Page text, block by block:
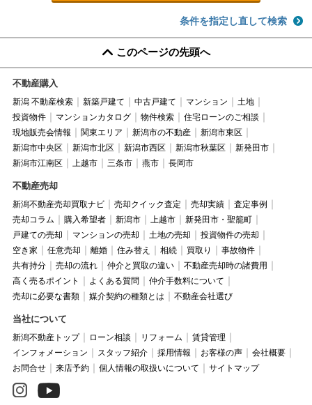
条件を指定し直して検索
このページの先頭へ
不動産購入
新潟 不動産検索 新築戸建て 中古戸建て マンション
土地
投資物件
マンションカタログ 物件検索
住宅ローンのご相談
現地販売会情報
関東エリア 新潟市の不動産
新潟市東区
新潟市中央区
新潟市北区 新潟市西区 新潟市秋葉区
新発田市
新潟市江南区
上越市 三条市 燕市 長岡市
不動産売却
新潟不動産売却買取ナビ 売却クイック査定 売却実績
査定事例
売却コラム
購入希望者 新潟市 上越市
新発田市・聖籠町
戸建ての売却
マンションの売却 土地の売却
投資物件の売却
空き家
任意売却 離婚 住み替え 相続 買取り
事故物件
共有持分
売却の流れ 仲介と買取の違い
不動産売却時の諸費用
高く売るポイント
よくある質問
仲介手数料について
売却に必要な書類
媒介契約の種類とは 不動産会社選び
当社について
新潟不動産トップ ローン相談 リフォーム
賃貸管理
インフォメーション
スタッフ紹介 採用情報 お客様の声
会社概要
お問合せ
来店予約 個人情報の取扱いについて サイトマップ